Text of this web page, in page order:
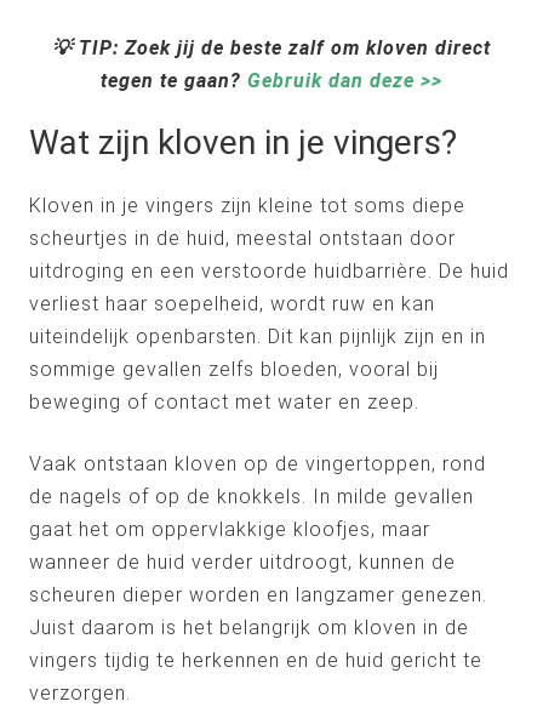
💡 TIP: Zoek jij de beste zalf om kloven direct
tegen te gaan? Gebruik dan deze >>
Wat zijn kloven in je vingers?
Kloven in je vingers zijn kleine tot soms diepe
scheurtjes in de huid, meestal ontstaan door
uitdroging en een verstoorde huidbarrière. De huid
verliest haar soepelheid, wordt ruw en kan
uiteindelijk openbarsten. Dit kan pijnlijk zijn en in
sommige gevallen zelfs bloeden, vooral bij
beweging of contact met water en zeep.
Vaak ontstaan kloven op de vingertoppen, rond
de nagels of op de knokkels. In milde gevallen
gaat het om oppervlakkige kloofjes, maar
wanneer de huid verder uitdroogt, kunnen de
scheuren dieper worden en langzamer genezen.
Juist daarom is het belangrijk om kloven in de
vingers tijdig te herkennen en de huid gericht te
verzorgen.